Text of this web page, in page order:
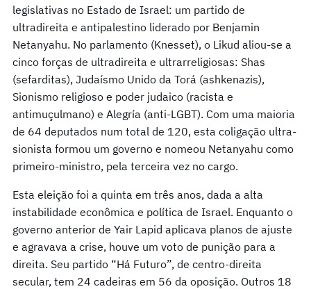
legislativas no Estado de Israel: um partido de
ultradireita e antipalestino liderado por Benjamin
Netanyahu. No parlamento (Knesset), o Likud aliou-se a
cinco forças de ultradireita e ultrarreligiosas: Shas
(sefarditas), Judaísmo Unido da Torá (ashkenazis),
Sionismo religioso e poder judaico (racista e
antimuçulmano) e Alegría (anti-LGBT). Com uma maioria
de 64 deputados num total de 120, esta coligação ultra-
sionista formou um governo e nomeou Netanyahu como
primeiro-ministro, pela terceira vez no cargo.
Esta eleição foi a quinta em três anos, dada a alta
instabilidade econômica e política de Israel. Enquanto o
governo anterior de Yair Lapid aplicava planos de ajuste
e agravava a crise, houve um voto de punição para a
direita. Seu partido “Há Futuro”, de centro-direita
secular, tem 24 cadeiras em 56 da oposição. Outros 18